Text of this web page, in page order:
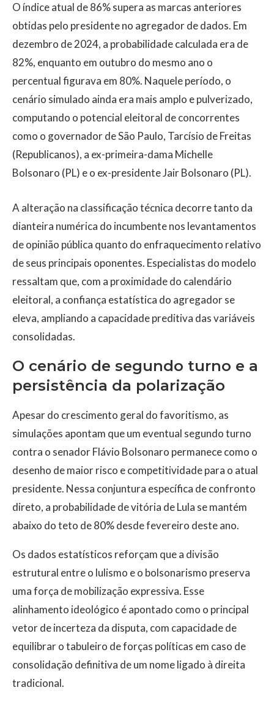
O índice atual de 86% supera as marcas anteriores
obtidas pelo presidente no agregador de dados. Em
dezembro de 2024, a probabilidade calculada era de
82%, enquanto em outubro do mesmo ano o
percentual figurava em 80%. Naquele período, o
cenário simulado ainda era mais amplo e pulverizado,
computando o potencial eleitoral de concorrentes
como o governador de São Paulo, Tarcísio de Freitas
(Republicanos), a ex-primeira-dama Michelle
Bolsonaro (PL) e o ex-presidente Jair Bolsonaro (PL).
A alteração na classificação técnica decorre tanto da
dianteira numérica do incumbente nos levantamentos
de opinião pública quanto do enfraquecimento relativo
de seus principais oponentes. Especialistas do modelo
ressaltam que, com a proximidade do calendário
eleitoral, a confiança estatística do agregador se
eleva, ampliando a capacidade preditiva das variáveis
consolidadas.
O cenário de segundo turno e a
persistência da polarização
Apesar do crescimento geral do favoritismo, as
simulações apontam que um eventual segundo turno
contra o senador Flávio Bolsonaro permanece como o
desenho de maior risco e competitividade para o atual
presidente. Nessa conjuntura específica de confronto
direto, a probabilidade de vitória de Lula se mantém
abaixo do teto de 80% desde fevereiro deste ano.
Os dados estatísticos reforçam que a divisão
estrutural entre o lulismo e o bolsonarismo preserva
uma força de mobilização expressiva. Esse
alinhamento ideológico é apontado como o principal
vetor de incerteza da disputa, com capacidade de
equilibrar o tabuleiro de forças políticas em caso de
consolidação definitiva de um nome ligado à direita
tradicional.